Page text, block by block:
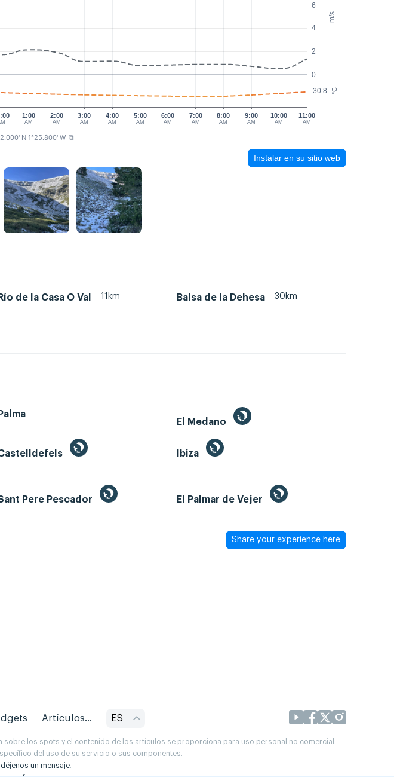
m/s
°C
0
2
4
6
30.8
1:00
AM
3:00
AM
4:00
AM
5:00
AM
6:00
AM
7:00
AM
8:00
AM
9:00
AM
10:00
AM
11:00
AM
2:00
AM
N 1°25.800' W ⧉
Instalar en su sitio web
Río de la Casa O Val 11km Balsa de la Dehesa 30km
Palma
El Medano
Ibiza
Pere Pescador El Palmar de Vejer
Share your experience here
Artículos... ES
los spots y el contenido de los artículos se proporciona para uso personal no comercial.
del uso de su servicio o sus componentes.
déjenos un mensaje.